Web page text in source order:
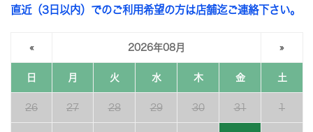
直近（3日以内）でのご利用希望の方は店舗迄ご連絡下さい。
« 2026年08月 »
日 月 火 水 木 金 土
26 27 28 29 30 31 1